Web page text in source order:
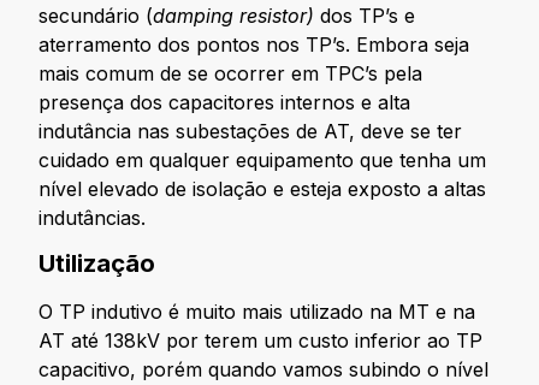
secundário (damping resistor) dos TP’s e
aterramento dos pontos nos TP’s. Embora seja
mais comum de se ocorrer em TPC’s pela
presença dos capacitores internos e alta
indutância nas subestações de AT, deve se ter
cuidado em qualquer equipamento que tenha um
nível elevado de isolação e esteja exposto a altas
indutâncias.
Utilização
O TP indutivo é muito mais utilizado na MT e na
AT até 138kV por terem um custo inferior ao TP
capacitivo, porém quando vamos subindo o nível